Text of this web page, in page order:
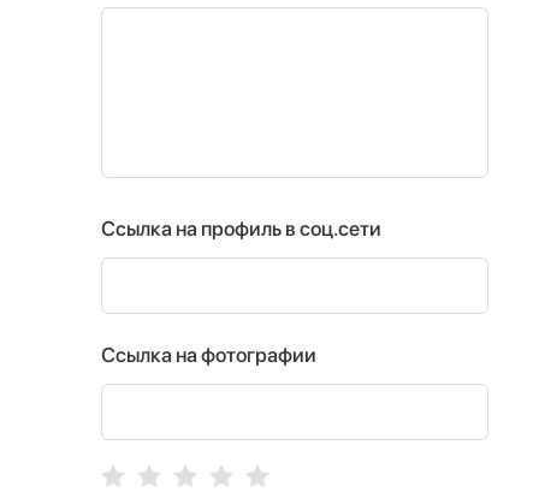
Ссылка на профиль в соц.сети
Ссылка на фотографии